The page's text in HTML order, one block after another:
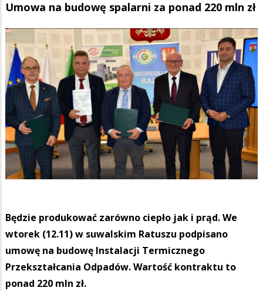
Umowa na budowę spalarni za ponad 220 mln zł
Będzie produkować zarówno ciepło jak i prąd. We
wtorek (12.11) w suwalskim Ratuszu podpisano
umowę na budowę Instalacji Termicznego
Przekształcania Odpadów. Wartość kontraktu to
ponad 220 mln zł.